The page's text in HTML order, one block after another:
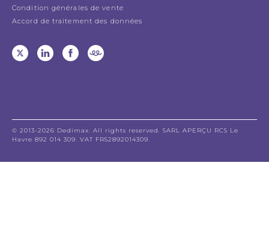
Condition générales de vente
Accord de traitement des données
© 2013-2026 Dedimax. All rights reserved. SARL APERÇU RCS Le
Havre 892 014 309. VAT FR52892014309.